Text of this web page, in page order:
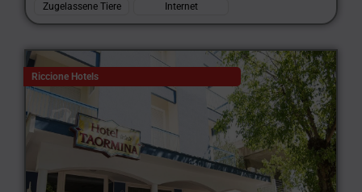
Zugelassene Tiere
Internet
Riccione Hotels